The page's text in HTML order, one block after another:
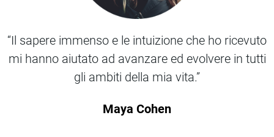
“Il sapere immenso e le intuizione che ho ricevuto
mi hanno aiutato ad avanzare ed evolvere in tutti
gli ambiti della mia vita.”
Maya Cohen